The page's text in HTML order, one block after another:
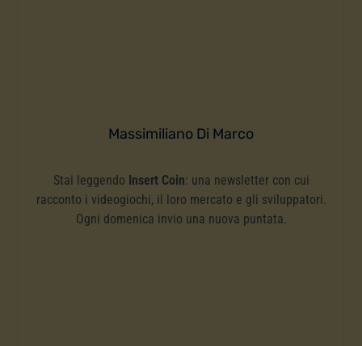
Massimiliano Di Marco
Stai leggendo Insert Coin: una newsletter con cui
racconto i videogiochi, il loro mercato e gli sviluppatori.
Ogni domenica invio una nuova puntata.